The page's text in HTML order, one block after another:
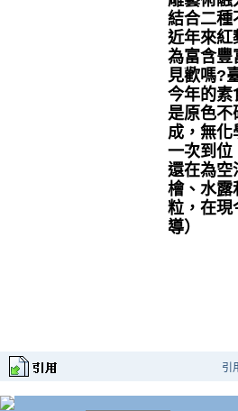
結合二種
近年來紅
為富含豐
見歡嗎?
今年的素
是原色不
成，無化
一次到位
還在為空
檜、水露
粒，在現
導）
引